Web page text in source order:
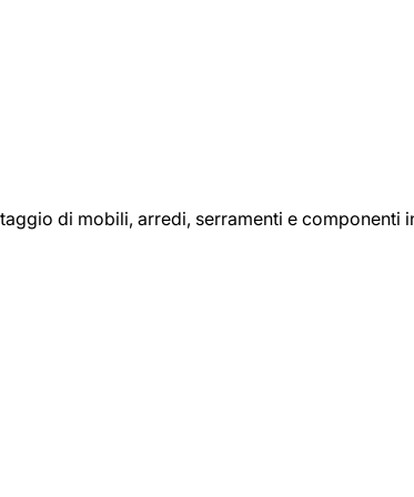
di mobili, arredi, serramenti e componenti